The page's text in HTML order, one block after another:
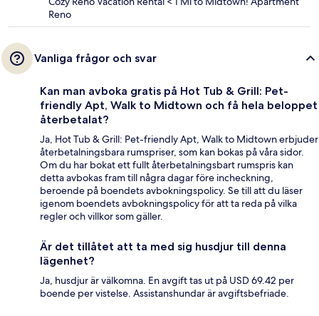
Reno
Vanliga frågor och svar
Kan man avboka gratis på Hot Tub & Grill: Pet-
friendly Apt, Walk to Midtown och få hela beloppet
återbetalat?
Ja, Hot Tub & Grill: Pet-friendly Apt, Walk to Midtown erbjuder
återbetalningsbara rumspriser, som kan bokas på våra sidor.
Om du har bokat ett fullt återbetalningsbart rumspris kan
detta avbokas fram till några dagar före incheckning,
beroende på boendets avbokningspolicy. Se till att du läser
igenom boendets avbokningspolicy för att ta reda på vilka
regler och villkor som gäller.
Är det tillåtet att ta med sig husdjur till denna
lägenhet?
Ja, husdjur är välkomna. En avgift tas ut på USD 69.42 per
boende per vistelse. Assistanshundar är avgiftsbefriade.